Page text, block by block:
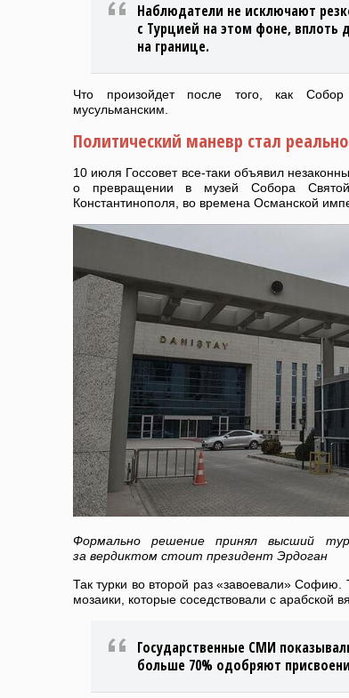
Наблюдатели не исключают
с Турцией на этом фоне,
на границе.
Что произойдет после того, как
мусульманским.
Политический маневр стал
10 июля Госсовет все-таки объявил
о превращении в музей Собора
Константинополя, во времена Османской
Формально решение принял высший
за вердиктом стоит президент Эрдоган
Так турки во второй раз «завоевали» Софию.
мозаики, которые соседствовали с арабской
Государственные СМИ
больше 70% одобряют